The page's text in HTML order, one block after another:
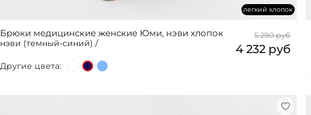
легкий хлопок
Брюки медицинские женские Юми, нэви хлопок
нэви (темный-синий) /
5 290 руб
4 232 руб
Другие цвета: